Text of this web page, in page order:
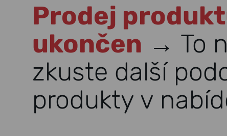
Prodej
ukončen → To
zkuste další
produkty v